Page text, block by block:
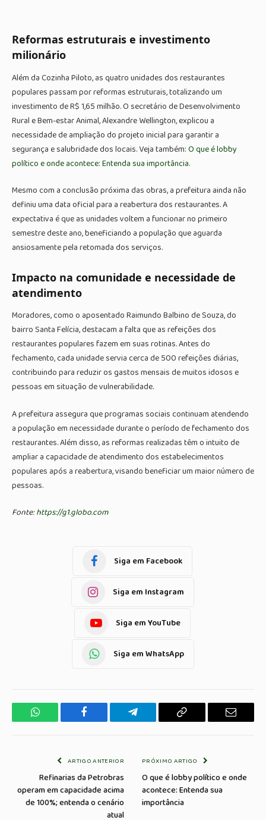
Reformas estruturais e investimento
milionário
Além da Cozinha Piloto, as quatro unidades dos restaurantes
populares passam por reformas estruturais, totalizando um
investimento de R$ 1,65 milhão. O secretário de Desenvolvimento
Rural e Bem-estar Animal, Alexandre Wellington, explicou a
necessidade de ampliação do projeto inicial para garantir a
segurança e salubridade dos locais. Veja também:O que é lobby
político e onde acontece: Entenda sua importância.
Mesmo com a conclusão próxima das obras, a prefeitura ainda não
definiu uma data oficial para a reabertura dos restaurantes. A
expectativa é que as unidades voltem a funcionar no primeiro
semestre deste ano, beneficiando a população que aguarda
ansiosamente pela retomada dos serviços.
Impacto na comunidade e necessidade de
atendimento
Moradores, como o aposentado Raimundo Balbino de Souza, do
bairro Santa Felícia, destacam a falta que as refeições dos
restaurantes populares fazem em suas rotinas. Antes do
fechamento, cada unidade servia cerca de 500 refeições diárias,
contribuindo para reduzir os gastos mensais de muitos idosos e
pessoas em situação de vulnerabilidade.
A prefeitura assegura que programas sociais continuam atendendo
a população em necessidade durante o período de fechamento dos
restaurantes. Além disso, as reformas realizadas têm o intuito de
ampliar a capacidade de atendimento dos estabelecimentos
populares após a reabertura, visando beneficiar um maior número de
pessoas.
Fonte:https://g1.globo.com
Siga em Facebook
Siga em Instagram
Siga em YouTube
Siga em WhatsApp
WhatsApp Facebook Telegrama Copiar
E-
ARTIGO ANTERIOR
Refinarias da Petrobras
operam em capacidade acima
de 100%; entenda o cenário
atual
PRÓXIMO ARTIGO
O que é lobby político e onde
acontece: Entenda sua
importância